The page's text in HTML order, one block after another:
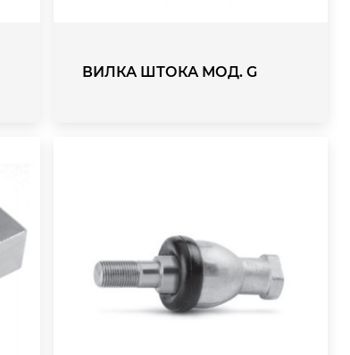
ВИЛКА ШТОКА МОД. G